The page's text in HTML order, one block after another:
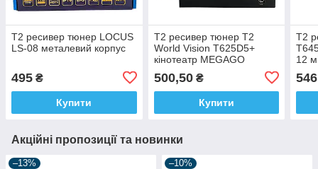
Т2 ресивер тюнер LOCUS
LS-08 металевий корпус
495 ₴
Купити
Т2 ресивер тюнер T2
World Vision T625D5+
кінотеатр MEGAGO
500,50₴
Купити
Т2
12
546
Акційні пропозиції та новинки
–13% –10%